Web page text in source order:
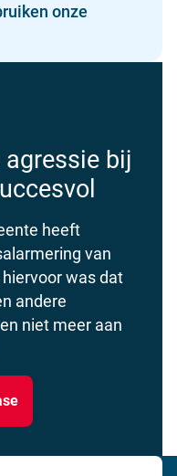
onze
bij
heeft
van
was dat
andere
niet meer aan